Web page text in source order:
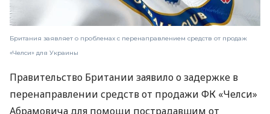
Британия заявляет о проблемах с перенаправлением средств от продаж
«Челси» для Украины
Правительство Британии заявило о задержке в
перенаправлении средств от продажи ФК «Челси»
Абрамовича для помощи пострадавшим от